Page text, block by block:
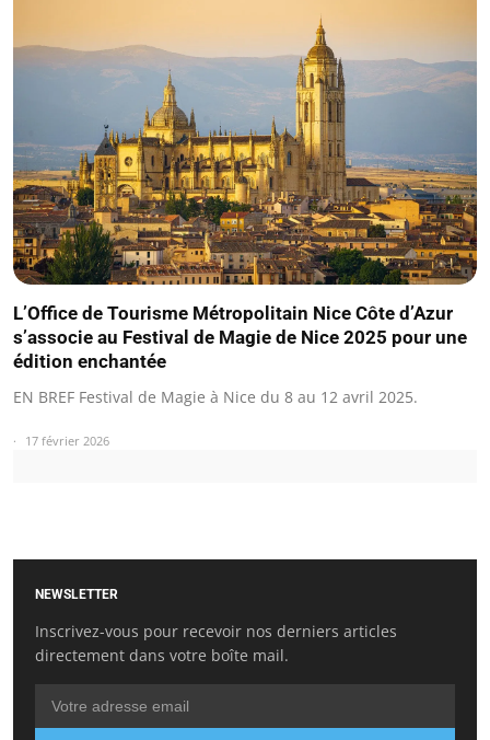
L’Office de Tourisme Métropolitain Nice Côte d’Azur
s’associe au Festival de Magie de Nice 2025 pour une
édition enchantée
EN BREF Festival de Magie à Nice du 8 au 12 avril 2025.
17 février 2026
NEWSLETTER
Inscrivez-vous pour recevoir nos derniers articles
directement dans votre boîte mail.